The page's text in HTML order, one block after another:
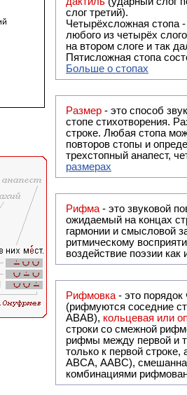
слог третий).
Четырёхсложная стопа
любого из четырёх
на втором слоге и так
Пятисложная стопа
Больше о стопах
Размер - это способ
стопе стихотворения.
строке. Любая стопа
повторов стопы и
трехстопный анапест,
размерах
Рифма - это звуковой повтор, традиционно используемый в поэзии и, как
ожидаемый на концах
гармонии и смысловой
ритмическому
воздействие поэзии
Рифмовка - это
(рифмуются соседние
ABAB), кольцевая или
строки со смежной
рифмы между первой и
только к первой
ABCA, AABC), смешанная или вольная рифмовка (рифмовка в сложных строфах с различными
комбинациями